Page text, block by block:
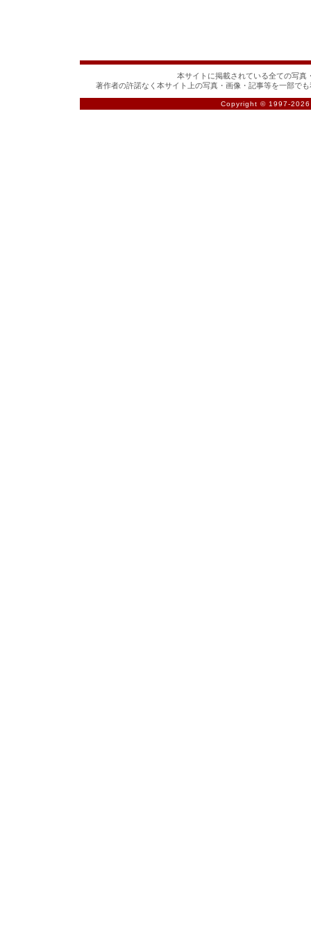
本サイトに掲載されている全ての写真
著作者の許諾なく本サイト上の写真・画像・記事等を一部で
Copyright © 1997-